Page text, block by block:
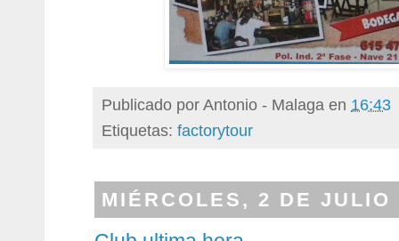
Publicado porAntonio - Malaga en 16:43
Etiquetas: factorytour
MIÉRCOLES, 2 DE JULIO